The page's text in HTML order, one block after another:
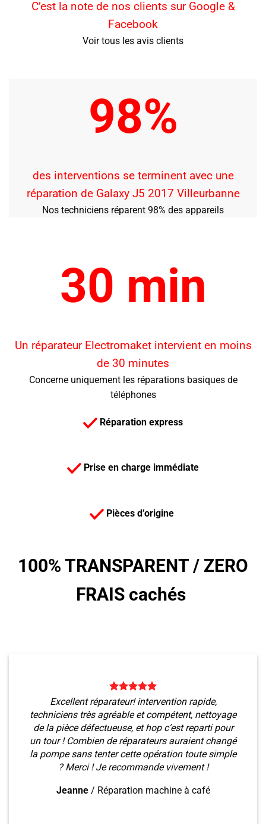
C’est la note de nos clients sur Google &
Facebook
Voir tous les avis clients
98%
des interventions se terminent avec une
réparation de Galaxy J5 2017 Villeurbanne
Nos techniciens réparent 98% des appareils
30 min
Un réparateur Electromaket intervient en moins
de 30 minutes
Concerne uniquement les réparations basiques de
téléphones
Réparation express
Prise en charge immédiate
Pièces d’origine
100% TRANSPARENT / ZERO
FRAIS cachés
Excellent réparateur! intervention rapide,
techniciens très agréable et compétent, nettoyage
de la pièce défectueuse, et hop c’est reparti pour
un tour ! Combien de réparateurs auraient changé
la pompe sans tenter cette opération toute simple
? Merci ! Je recommande vivement !
Jeanne / Réparation machine à café